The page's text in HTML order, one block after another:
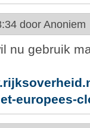
door Anoniem
nu gebruik
europees-